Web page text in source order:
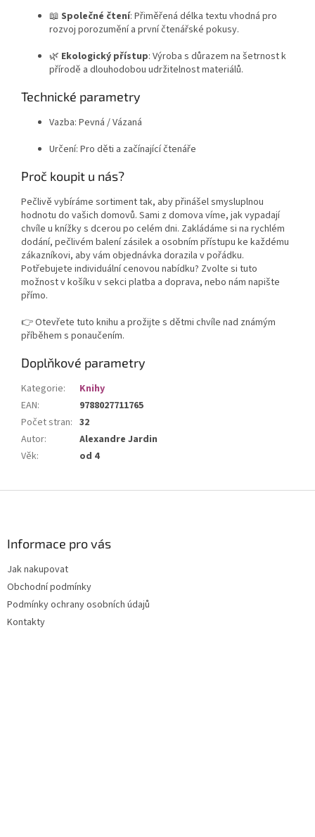
📖 Společné čtení: Přiměřená délka textu vhodná pro
rozvoj porozumění a první čtenářské pokusy.
🌿 Ekologický přístup: Výroba s důrazem na šetrnost k
přírodě a dlouhodobou udržitelnost materiálů.
Technické parametry
Vazba: Pevná / Vázaná
Určení: Pro děti a začínající čtenáře
Proč koupit u nás?
Pečlivě vybíráme sortiment tak, aby přinášel smysluplnou
hodnotu do vašich domovů. Sami z domova víme, jak vypadají
chvíle u knížky s dcerou po celém dni. Zakládáme si na rychlém
dodání, pečlivém balení zásilek a osobním přístupu ke každému
zákazníkovi, aby vám objednávka dorazila v pořádku.
Potřebujete individuální cenovou nabídku? Zvolte si tuto
možnost v košíku v sekci platba a doprava, nebo nám napište
přímo.
👉 Otevřete tuto knihu a prožijte s dětmi chvíle nad známým
příběhem s ponaučením.
Doplňkové parametry
Kategorie:
Knihy
EAN:
9788027711765
Počet stran: 32
Autor:
Alexandre Jardin
Věk: od 4
Informace pro vás
Jak nakupovat
Obchodní podmínky
Podmínky ochrany osobních údajů
Kontakty